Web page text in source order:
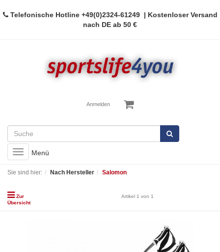
Telefonische Hotline +49(0)2324-61249| Kostenloser Versand
nach DE ab 50 €
Anmelden
Toggle
navigation
Menü
Sie sind hier: Nach Hersteller Salomon
Zur
Übersicht
Artikel 1 von 1